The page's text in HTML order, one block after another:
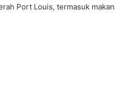
Port Louis, termasuk